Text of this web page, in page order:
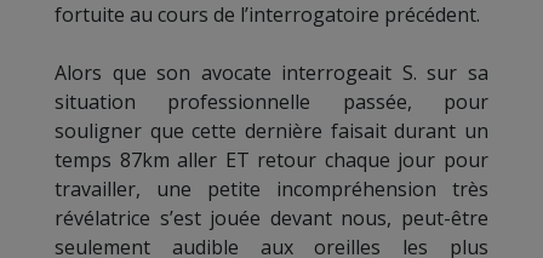
fortuite au cours de l’interrogatoire précédent.
Alors que son avocate interrogeait S. sur sa
situation professionnelle passée, pour
souligner que cette dernière faisait durant un
temps 87km aller ET retour chaque jour pour
travailler, une petite incompréhension très
révélatrice s’est jouée devant nous, peut-être
seulement audible aux oreilles les plus